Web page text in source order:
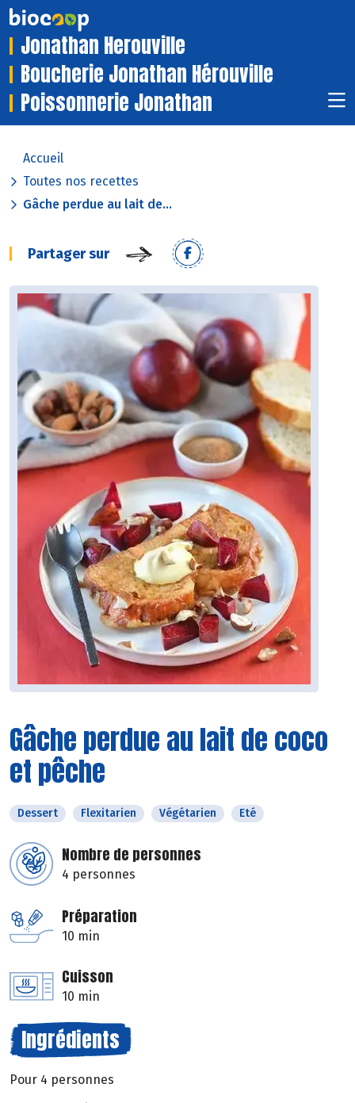
Jonathan Herouville
Boucherie Jonathan Hérouville
Poissonnerie Jonathan
Accueil
Toutes nos recettes
Gâche perdue au lait de...
Partager sur
Gâche perdue au lait de coco
et pêche
Dessert Flexitarien Végétarien Eté
Nombre de personnes
4 personnes
Préparation
10 min
Cuisson
10 min
Ingrédients
Pour 4 personnes